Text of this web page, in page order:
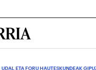
UDAL ETA FORU HAUTESKUNDEAK